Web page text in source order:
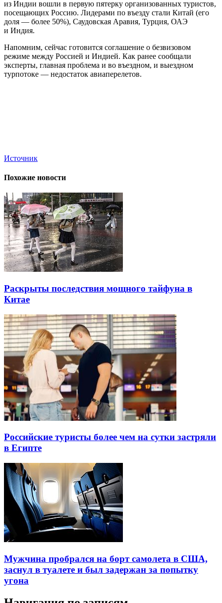
из Индии вошли в первую пятерку организованных туристов,
посещающих Россию. Лидерами по въезду стали Китай (его
доля — более 50%), Саудовская Аравия, Турция, ОАЭ
и Индия.
Напомним, сейчас готовится соглашение о безвизовом
режиме между Россией и Индией. Как ранее сообщали
эксперты, главная проблема и во въездном, и выездном
турпотоке — недостаток авиаперелетов.
Источник
Похожие новости
Раскрыты последствия мощного тайфуна в
Китае
Российские туристы более чем на сутки застряли
в Египте
Мужчина пробрался на борт самолета в США,
заснул в туалете и был задержан за попытку
угона